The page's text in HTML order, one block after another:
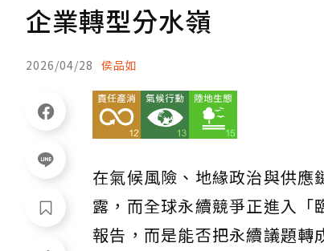
企業轉型分水嶺
2026/04/28 侯品如
在氣候風險、地緣政治與供
露，而全球永續競爭正進入「
報告，而是能否把永續議題